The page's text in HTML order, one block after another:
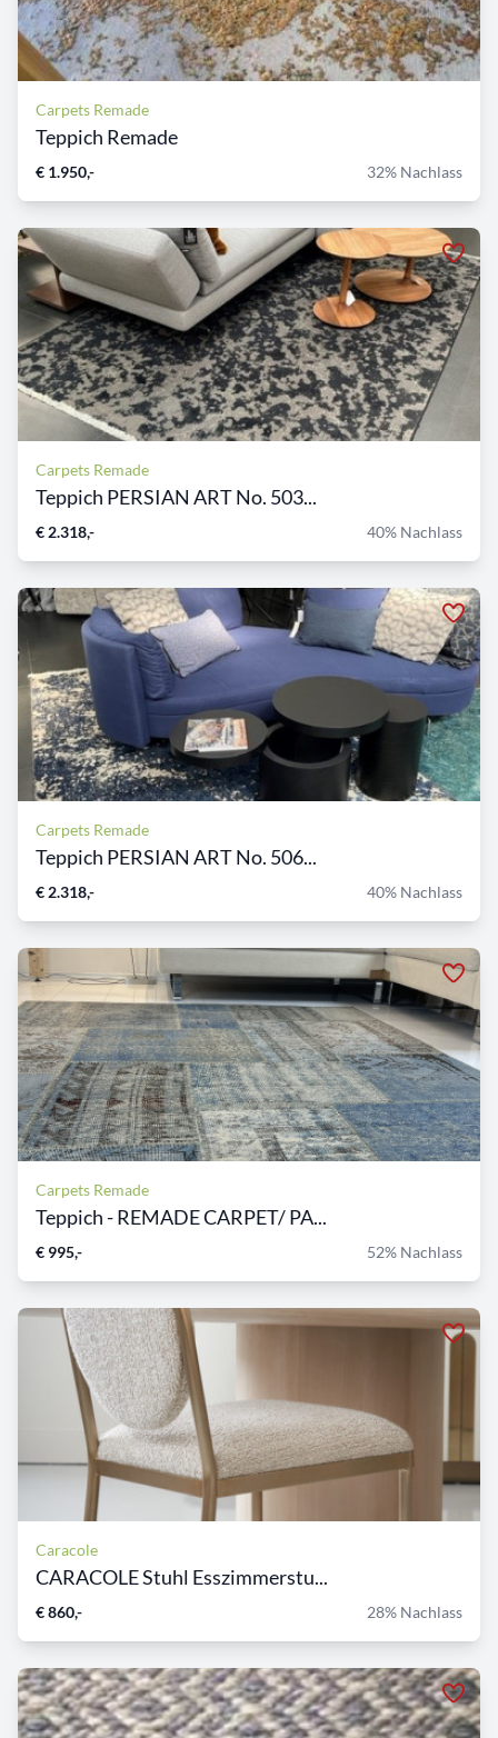
Carpets Remade
Teppich Remade
€ 1.950,- 32% Nachlass
Carpets Remade
Teppich PERSIAN ART No. 503...
€ 2.318,- 40% Nachlass
Carpets Remade
Teppich PERSIAN ART No. 506...
€ 2.318,- 40% Nachlass
Carpets Remade
Teppich - REMADE CARPET/ PA...
€ 995,- 52% Nachlass
Caracole
CARACOLE Stuhl Esszimmerstu...
€ 860,- 28% Nachlass